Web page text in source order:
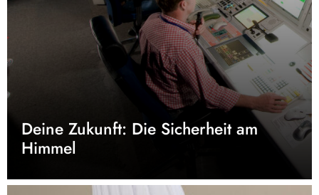
Deine Zukunft: Die Sicherheit am
Himmel